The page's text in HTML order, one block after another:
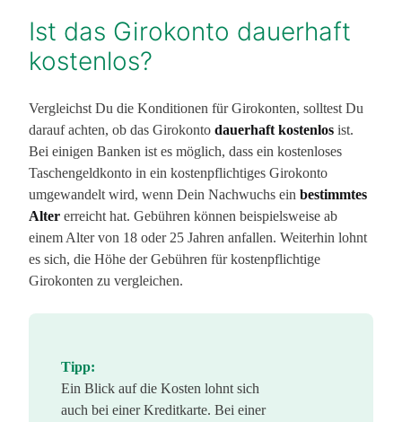
Ist das Girokonto dauerhaft
kostenlos?
Vergleichst Du die Konditionen für Girokonten, solltest Du
darauf achten, ob das Girokonto dauerhaft kostenlos ist.
Bei einigen Banken ist es möglich, dass ein kostenloses
Taschengeldkonto in ein kostenpflichtiges Girokonto
umgewandelt wird, wenn Dein Nachwuchs ein bestimmtes
Alter erreicht hat. Gebühren können beispielsweise ab
einem Alter von 18 oder 25 Jahren anfallen. Weiterhin lohnt
es sich, die Höhe der Gebühren für kostenpflichtige
Girokonten zu vergleichen.
Tipp:
Ein Blick auf die Kosten lohnt sich
auch bei einer Kreditkarte. Bei einer